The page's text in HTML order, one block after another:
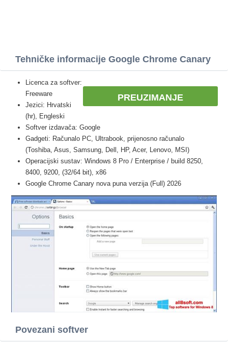
Tehničke informacije Google Chrome Canary
PREUZIMANJE
Licenca za softver:
Freeware
Jezici: Hrvatski
(hr), Engleski
Softver izdavača: Google
Gadgeti: Računalo PC, Ultrabook, prijenosno računalo
(Toshiba, Asus, Samsung, Dell, HP, Acer, Lenovo, MSI)
Operacijski sustav: Windows 8 Pro / Enterprise / build 8250,
8400, 9200, (32/64 bit), x86
Google Chrome Canary nova puna verzija (Full) 2026
Povezani softver